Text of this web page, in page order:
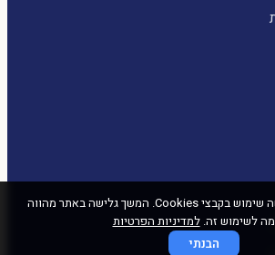
לידיעתך, באתר זה נעשה שימוש בקבצי Cookies. המשך גלישה באתר מהווה
לשימוש זה.למדיניות הפרטיות
הבנתי